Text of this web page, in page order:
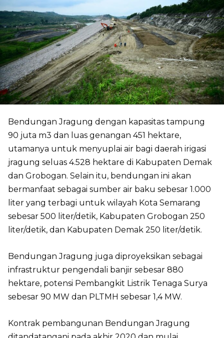
Bendungan Jragung dengan kapasitas tampung
90 juta m3 dan luas genangan 451 hektare,
utamanya untuk menyuplai air bagi daerah irigasi
jragung seluas 4.528 hektare di Kabupaten Demak
dan Grobogan. Selain itu, bendungan ini akan
bermanfaat sebagai sumber air baku sebesar 1.000
liter yang terbagi untuk wilayah Kota Semarang
sebesar 500 liter/detik, Kabupaten Grobogan 250
liter/detik, dan Kabupaten Demak 250 liter/detik.
Bendungan Jragung juga diproyeksikan sebagai
infrastruktur pengendali banjir sebesar 880
hektare, potensi Pembangkit Listrik Tenaga Surya
sebesar 90 MW dan PLTMH sebesar 1,4 MW.
Kontrak pembangunan Bendungan Jragung